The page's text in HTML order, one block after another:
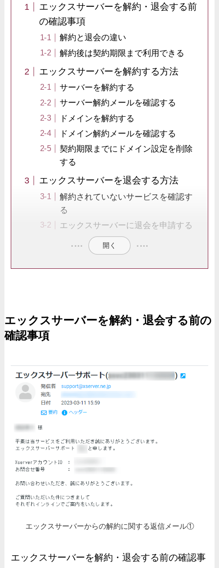
エックスサーバーを解約・退会する前
の確認事項
解約と退会の違い
解約後は契約期限まで利用できる
エックスサーバーを解約する方法
サーバーを解約する
サーバー解約メールを確認する
ドメインを解約する
ドメイン解約メールを確認する
契約期限までにドメイン設定を削除
する
エックスサーバーを退会する方法
解約されていないサービスを確認す
る
エックスサーバーに退会を申請する
開く
エックスサーバーを解約・退会する前の
確認事項
エックスサーバーからの解約に関する返信メール①
エックスサーバーを解約・退会する前の確認事